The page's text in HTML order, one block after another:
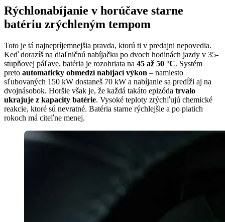
Rýchlonabíjanie v horúčave starne
batériu zrýchleným tempom
Toto je tá najnepríjemnejšia pravda, ktorú ti v predajni nepovedia.
Keď dorazíš na diaľničnú nabíjačku po dvoch hodinách jazdy v 35-
stupňovej páľave, batéria je rozohriata na 45 až 50 °C. Systém
preto automaticky obmedzí nabíjací výkon – namiesto
sľubovaných 150 kW dostaneš 70 kW a nabíjanie sa predĺži aj na
dvojnásobok. Horšie však je, že každá takáto epizóda trvalo
ukrajuje z kapacity batérie. Vysoké teploty zrýchľujú chemické
reakcie, ktoré sú nevratné. Batéria starne rýchlejšie a po piatich
rokoch má citeľne menej.